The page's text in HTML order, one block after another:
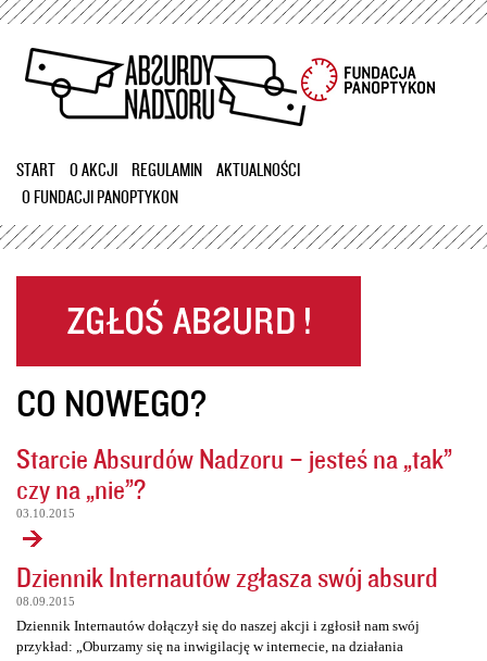
Przejdź
treści
START O AKCJI REGULAMIN
AKTUALNOŚCI
O FUNDACJI PANOPTYKON
CO NOWEGO?
Starcie Absurdów Nadzoru – jesteś na „tak”
czy na „nie”?
03.10.2015
Dziennik Internautów zgłasza swój absurd
08.09.2015
Dziennik Internautów dołączył się do naszej akcji i zgłosił nam swój
przykład: „Oburzamy się na inwigilację w internecie, na działania